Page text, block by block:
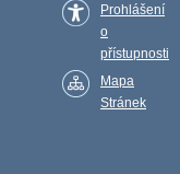
Prohlášení
o
přístupnosti
Mapa
Stránek